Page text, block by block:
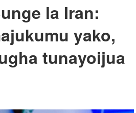
la Iran:
yako,
tunayoijua